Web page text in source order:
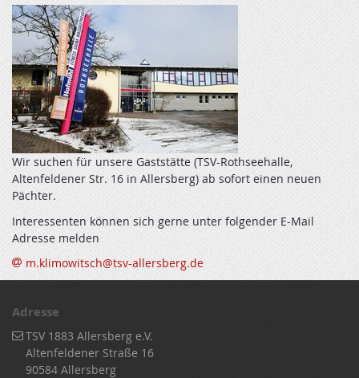
Wir suchen für unsere Gaststätte (TSV-Rothseehalle,
Altenfeldener Str. 16 in Allersberg) ab sofort einen neuen
Pächter.
Interessenten können sich gerne unter folgender E-Mail
Adresse melden
m.klimowitsch@tsv-allersberg.de
Adresse
TSV 1883 Allersberg e.V.
Altenfeldener Straße 16
90584 Allersberg